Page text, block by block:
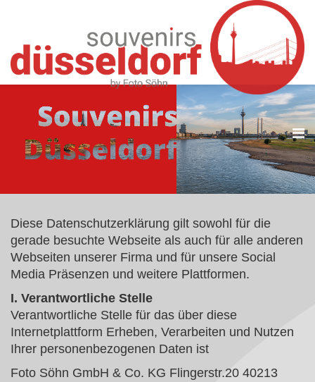
Diese Datenschutzerklärung gilt sowohl für die
gerade besuchte Webseite als auch für alle anderen
Webseiten unserer Firma und für unsere Social
Media Präsenzen und weitere Plattformen.
I. Verantwortliche Stelle
Verantwortliche Stelle für das über diese
Internetplattform Erheben, Verarbeiten und Nutzen
Ihrer personenbezogenen Daten ist
Foto Söhn GmbH & Co. KG Flingerstr.20 40213